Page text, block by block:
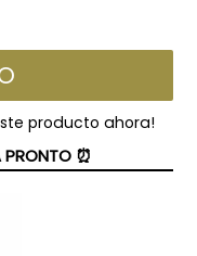
producto ahora!
PRONTO ⏰